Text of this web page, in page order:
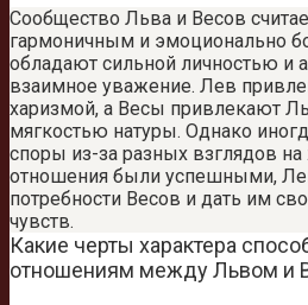
Сообщество Льва и Весов
гармоничным и эмоционально
обладают сильной личностью и
взаимное уважение. Лев
харизмой, а Весы привлекают
мягкостью натуры. Однако
споры из-за разных взглядов
отношения были успешными,
потребности Весов и дать им
чувств.
Какие черты характера
отношениям между Львом и